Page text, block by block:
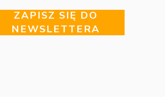
ZAPISZ SIĘ DO
NEWSLETTERA